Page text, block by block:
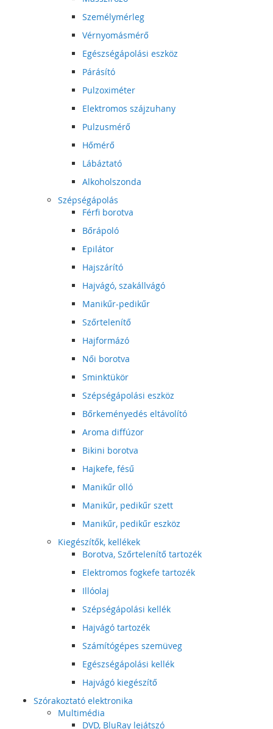
Személymérleg
Vérnyomásmérő
Egészségápolási eszköz
Párásító
Pulzoximéter
Elektromos szájzuhany
Pulzusmérő
Hőmérő
Lábáztató
Alkoholszonda
Szépségápolás
Férfi borotva
Bőrápoló
Epilátor
Hajszárító
Hajvágó, szakállvágó
Manikűr-pedikűr
Szőrtelenítő
Hajformázó
Női borotva
Sminktükör
Szépségápolási eszköz
Bőrkeményedés eltávolító
Aroma diffúzor
Bikini borotva
Hajkefe, fésű
Manikűr olló
Manikűr, pedikűr szett
Manikűr, pedikűr eszköz
Kiegészítők, kellékek
Borotva, Szőrtelenítő tartozék
Elektromos fogkefe tartozék
Illóolaj
Szépségápolási kellék
Hajvágó tartozék
Számítógépes szemüveg
Egészségápolási kellék
Hajvágó kiegészítő
Szórakoztató elektronika
Multimédia
DVD, BluRay lejátszó